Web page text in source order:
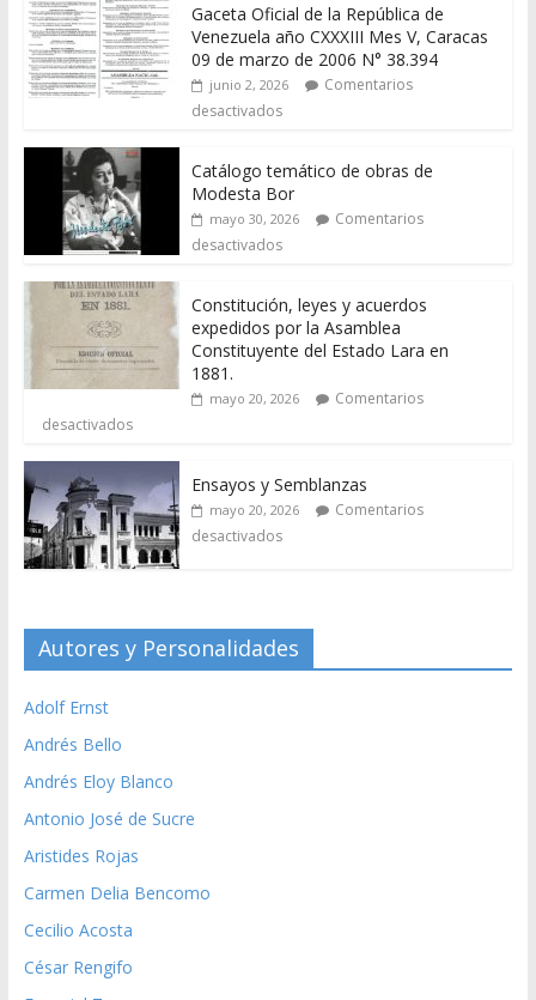
Gaceta Oficial de la República de
Venezuela año CXXXIII Mes V, Caracas
09 de marzo de 2006 N° 38.394
junio 2, 2026
Comentarios
desactivados
Catálogo temático de obras de
Modesta Bor
mayo 30, 2026
Comentarios
desactivados
Constitución, leyes y acuerdos
expedidos por la Asamblea
Constituyente del Estado Lara en
1881.
mayo 20, 2026
Comentarios
desactivados
Ensayos y Semblanzas
mayo 20, 2026
Comentarios
desactivados
Autores y Personalidades
Adolf Ernst
Andrés Bello
Andrés Eloy Blanco
Antonio José de Sucre
Aristides Rojas
Carmen Delia Bencomo
Cecilio Acosta
César Rengifo